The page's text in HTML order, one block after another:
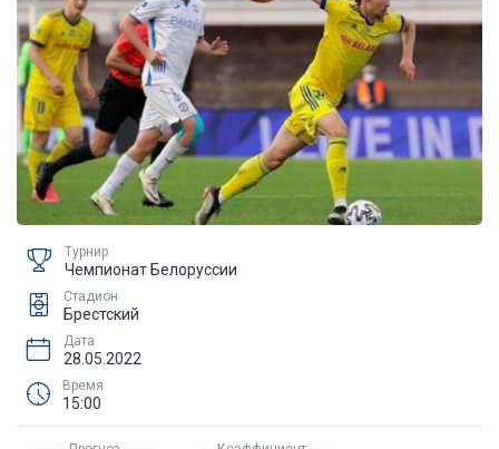
Турнир
Чемпионат Белоруссии
Стадион
Брестский
Дата
28.05.2022
Время
15:00